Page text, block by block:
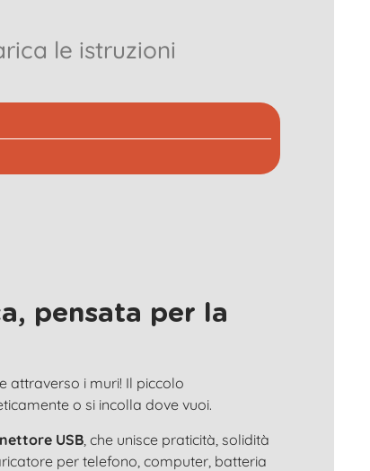
le istruzioni
pensata per la
attraverso i muri! Il piccolo
o si incolla dove vuoi.
USB, che unisce praticità, solidità
per telefono, computer, batteria